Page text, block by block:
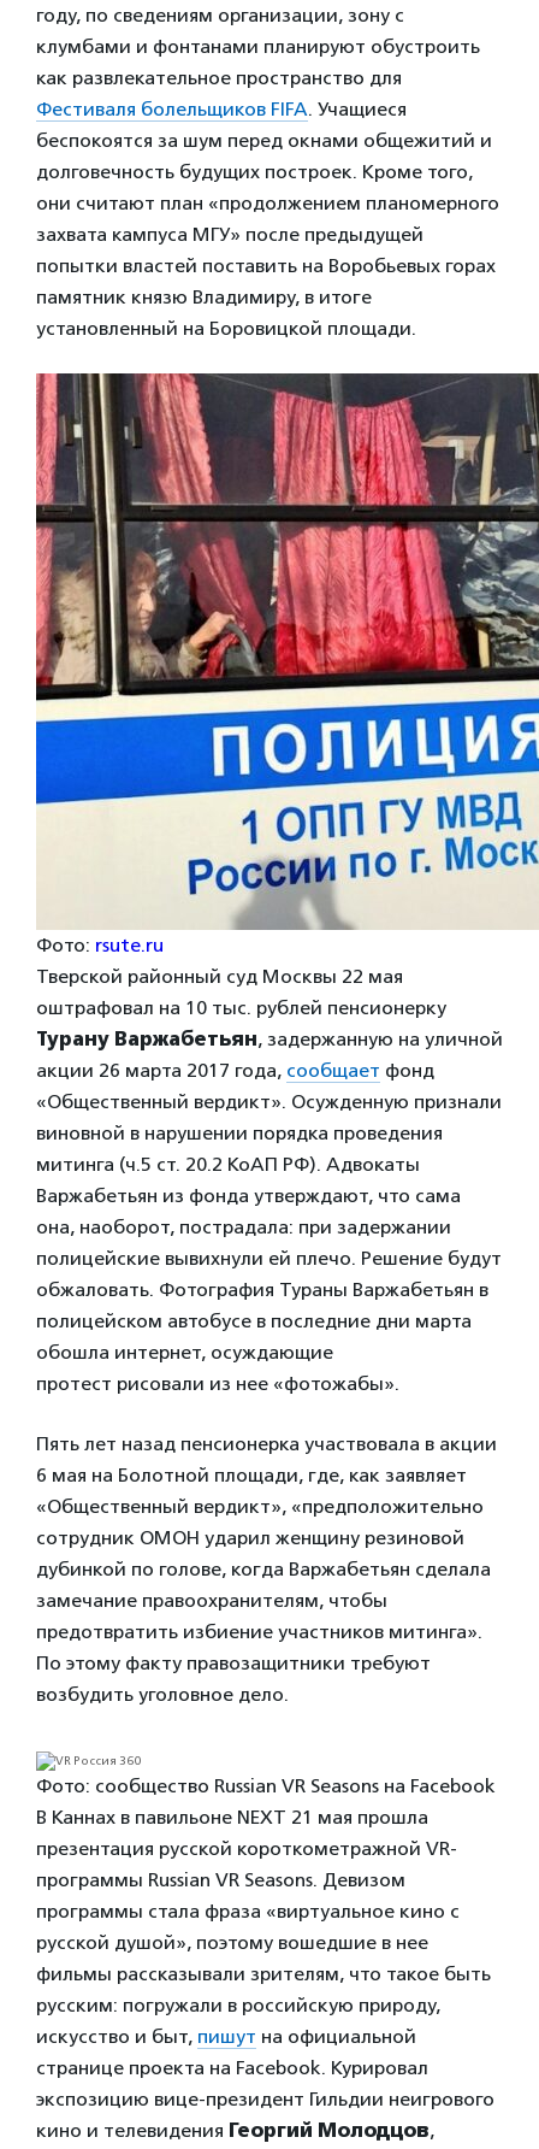
году, по сведениям организации, зону с
клумбами и фонтанами планируют обустроить
как развлекательное пространство для
Фестиваля болельщиков FIFA. Учащиеся
беспокоятся за шум перед окнами общежитий и
долговечность будущих построек. Кроме того,
они считают план «продолжением планомерного
захвата кампуса МГУ» после предыдущей
попытки властей поставить на Воробьевых горах
памятник князю Владимиру, в итоге
установленный на Боровицкой площади.
Фото: rsute.ru
Тверской районный суд Москвы 22 мая
оштрафовал на 10 тыс. рублей пенсионерку
Турану Варжабетьян, задержанную на уличной
акции 26 марта 2017 года, сообщает фонд
«Общественный вердикт». Осужденную признали
виновной в нарушении порядка проведения
митинга (ч.5 ст. 20.2 КоАП РФ). Адвокаты
Варжабетьян из фонда утверждают, что сама
она, наоборот, пострадала: при задержании
полицейские вывихнули ей плечо. Решение будут
обжаловать. Фотография Тураны Варжабетьян в
полицейском автобусе в последние дни марта
обошла интернет, осуждающие
протест рисовали из нее «фотожабы».
Пять лет назад пенсионерка участвовала в акции
6 мая на Болотной площади, где, как заявляет
«Общественный вердикт», «предположительно
сотрудник ОМОН ударил женщину резиновой
дубинкой по голове, когда Варжабетьян сделала
замечание правоохранителям, чтобы
предотвратить избиение участников митинга».
По этому факту правозащитники требуют
возбудить уголовное дело.
Фото: сообщество Russian VR Seasons на Facebook
В Каннах в павильоне NEXT 21 мая прошла
презентация русской короткометражной VR-
программы Russian VR Seasons. Девизом
программы стала фраза «виртуальное кино с
русской душой», поэтому вошедшие в нее
фильмы рассказывали зрителям, что такое быть
русским: погружали в российскую природу,
искусство и быт, пишут на официальной
странице проекта на Facebook. Курировал
экспозицию вице-президент Гильдии неигрового
кино и телевидения Георгий Молодцов,